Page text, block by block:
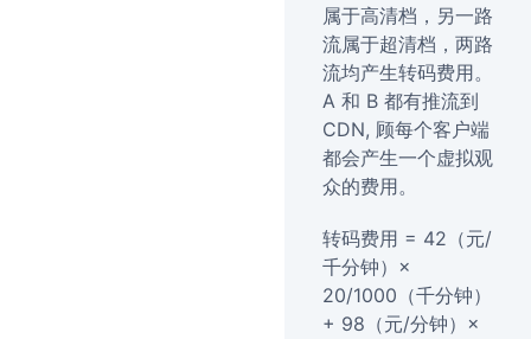
属于高清档，另一路
流属于超清档，两路
流均产生转码费用。
A 和 B 都有推流到
CDN, 顾每个客户端
都会产生一个虚拟观
众的费用。
转码费用 = 42（元/
千分钟）×
20/1000（千分钟）
+ 98（元/分钟）×